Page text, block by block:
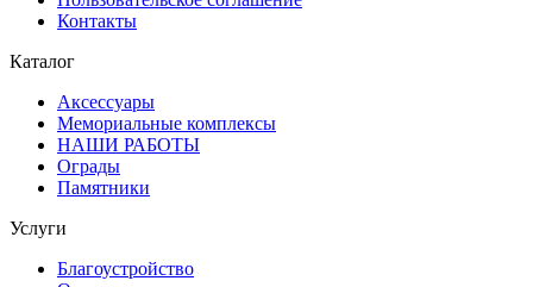
Контакты
Каталог
Аксессуары
Мемориальные комплексы
НАШИ РАБОТЫ
Ограды
Памятники
Услуги
Благоустройство